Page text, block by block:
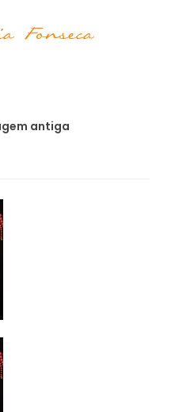
antiga